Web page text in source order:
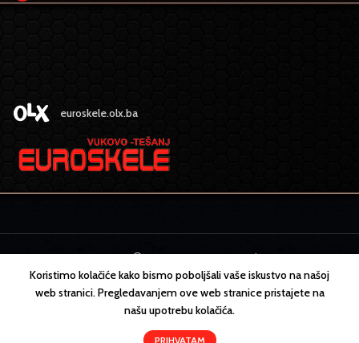
euroskele.olx.ba
EURO SKELE 2022 CREATED BYMEDIAdesign
Koristimo kolačiće kako bismo poboljšali vaše iskustvo na našoj
web stranici. Pregledavanjem ove web stranice pristajete na
našu upotrebu kolačića.
PRIHVATAM